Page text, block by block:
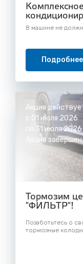
В машине не
Подробнее
Акция
с 01 июля 2026
по 31 июля 2026
Акция
Тормозим
"ФИЛЬТР"!
Позаботьтесь о
тормозные